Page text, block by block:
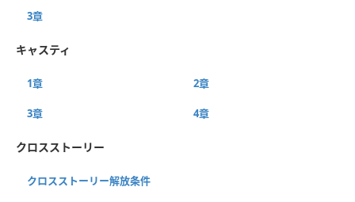
3章
キャスティ
1章 2章
3章 4章
クロスストーリー
クロスストーリー解放条件